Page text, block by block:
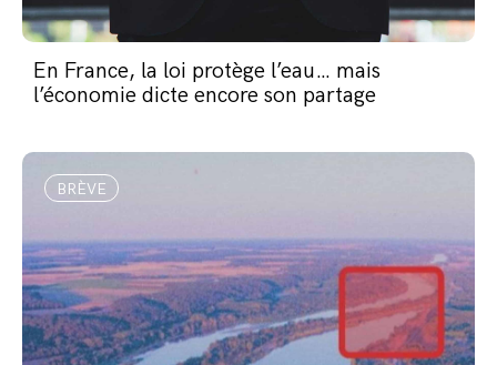
En France, la loi protège l’eau… mais
l’économie dicte encore son partage
BRÈVE